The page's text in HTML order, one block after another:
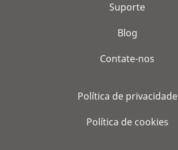
Suporte
Blog
Contate-nos
Política de privacidade
Política de cookies